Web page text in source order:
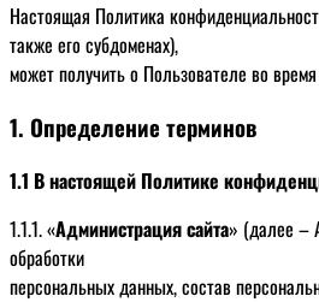
Настоящая Политика
также его субдоменах),
может получить о Пользователе во
1. Определение терминов
1.1 В настоящей Политике
1.1.1. «Администрация сайта» (далее –
обработки
персональных данных, состав